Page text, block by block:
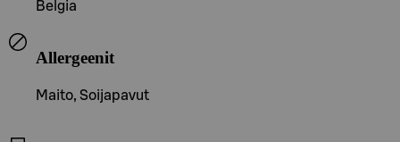
Belgia
Allergeenit
Maito, Soijapavut